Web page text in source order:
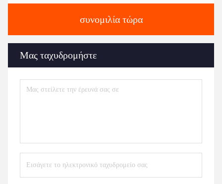
συνομιλία τώρα
Μας ταχυδρομήστε